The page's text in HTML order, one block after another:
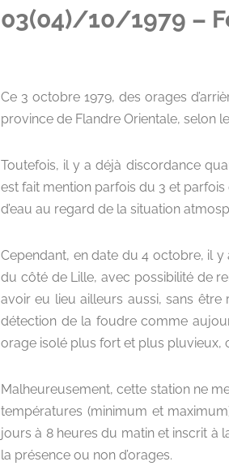
03(04)/10/1979 –
Ce 3 octobre 1979, des orages
province de Flandre Orientale, selon
Toutefois, il y a déjà discordance
est fait mention parfois du 3 et
d’eau au regard de la situation
Cependant, en date du 4 octobre, il
du côté de Lille, avec possibilité de
avoir eu lieu ailleurs aussi, sans être
détection de la foudre comme
orage isolé plus fort et plus pluvieux,
Malheureusement, cette station ne
températures (minimum et
jours à 8 heures du matin et inscrit à
la présence ou non d’orages.